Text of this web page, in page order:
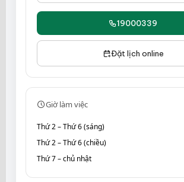
19000339
Đặt lịch online
Giờ làm việc
Thứ 2 – Thứ 6 (sáng)
Thứ 2 – Thứ 6 (chiều)
Thứ 7 – chủ nhật